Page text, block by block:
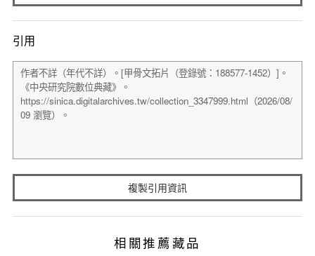
引用
複製引用資訊
相關推薦藏品